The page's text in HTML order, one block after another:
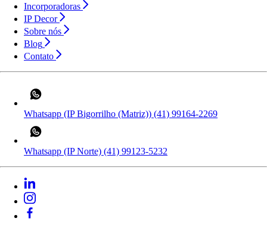
Incorporadoras
IP Decor
Sobre nós
Blog
Contato
Whatsapp (IP Bigorrilho (Matriz)) (41) 99164-2269
Whatsapp (IP Norte) (41) 99123-5232